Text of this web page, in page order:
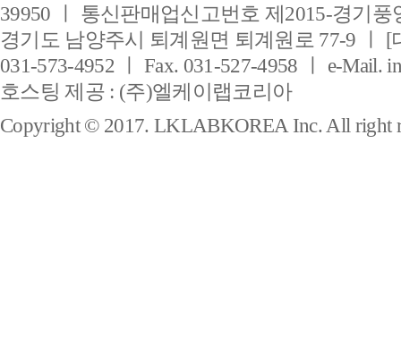
39950 ㅣ 통신판매업신고번호 제2015-경기풍
경기도 남양주시 퇴계원면 퇴계원로 77-9 ㅣ [
031-573-4952 ㅣ Fax. 031-527-4958 ㅣ e-Mail.
호스팅 제공 : (주)엘케이랩코리아
Copyright © 2017. LKLABKOREA Inc. All right